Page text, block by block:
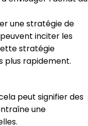
une stratégie de
inciter les
stratégie
plus rapidement.
peut signifier des
une